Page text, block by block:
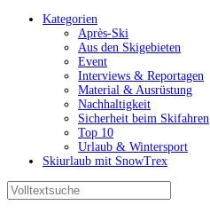
Kategorien
Après-Ski
Aus den Skigebieten
Event
Interviews & Reportagen
Material & Ausrüstung
Nachhaltigkeit
Sicherheit beim Skifahren
Top 10
Urlaub & Wintersport
Skiurlaub mit SnowTrex